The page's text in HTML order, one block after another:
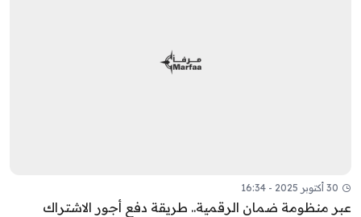
30 أكتوبر 2025 - 16:34
عبر منظومة ضمان الرقمية.. طريقة دفع أجور الاشتراك